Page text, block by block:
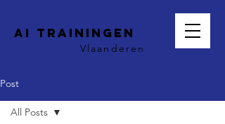
AI trainingen
Vlaanderen
Post
All Posts